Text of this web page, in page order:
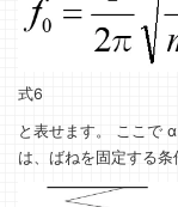
式6
と表せます。 ここで α
は、ばねを固定する条